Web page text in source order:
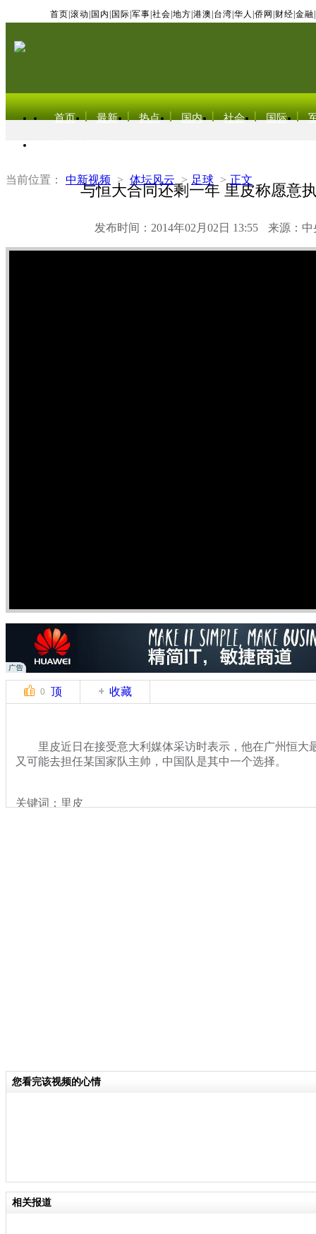
首页 滚动 国内 国际 军事 社会 地方 港澳 台湾 华人 侨网 财经 金融
首页 最新 热点 国内 社会 国际
当前位置： 中新视频 > 体坛风云 > 足球 > 正文
与恒大合同还剩一年 里皮称愿意
发布时间：2014年02月02日 13:55 来源：中
0 顶 收藏
里皮近日在接受意大利媒体采访时表示，他在广州恒大
又可能去担任某国家队主帅，中国队是其中一个选择。
关键词：里皮
您看完该视频的心情
相关报道